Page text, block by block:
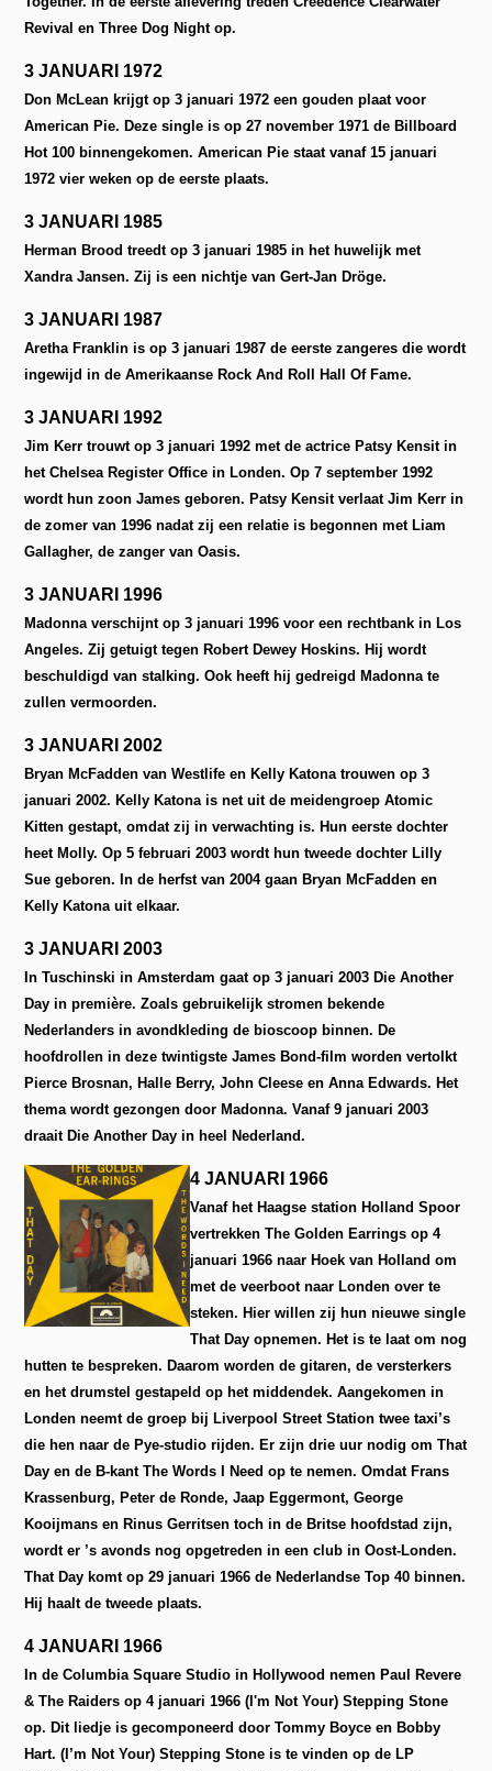
Revival en Three Dog Night op.
3 JANUARI 1972
Don McLean krijgt op 3 januari 1972 een gouden plaat voor
American Pie. Deze single is op 27 november 1971 de Billboard
Hot 100 binnengekomen. American Pie staat vanaf 15 januari
1972 vier weken op de eerste plaats.
3 JANUARI 1985
Herman Brood treedt op 3 januari 1985 in het huwelijk met
Xandra Jansen.Zij is een nichtje van Gert-Jan Dröge.
3 JANUARI 1987
Aretha Franklin is op 3 januari 1987 de eerste zangeres die wordt
ingewijd in de Amerikaanse Rock And Roll Hall Of Fame.
3 JANUARI 1992
Jim Kerr trouwt op 3 januari 1992 met de actrice Patsy Kensit in
het Chelsea Register Office in Londen. Op 7 september 1992
wordt hun zoon James geboren. Patsy Kensit verlaat Jim Kerr in
de zomer van 1996 nadat zij een relatie is begonnen met Liam
Gallagher, de zanger van Oasis.
3 JANUARI 1996
Madonna verschijnt op 3 januari 1996 voor een rechtbank in Los
Angeles. Zij getuigt tegen Robert Dewey Hoskins. Hij wordt
beschuldigd van stalking. Ook heeft hij gedreigd Madonna te
zullen vermoorden.
3 JANUARI 2002
Bryan McFadden van Westlife en Kelly Katona trouwen op 3
januari 2002. Kelly Katona is net uit de meidengroep Atomic
Kitten gestapt, omdat zij in verwachting is. Hun eerste dochter
heet Molly. Op 5 februari 2003 wordt hun tweede dochter Lilly
Sue geboren. In de herfst van 2004 gaan Bryan McFadden en
Kelly Katona uit elkaar.
3 JANUARI 2003
In Tuschinski in Amsterdam gaat op 3 januari 2003 Die Another
Day in première. Zoals gebruikelijk stromen bekende
Nederlanders in avondkleding de bioscoop binnen. De
hoofdrollen in deze twintigste James Bond-film worden vertolkt
Pierce Brosnan, Halle Berry, John Cleese en Anna Edwards. Het
thema wordt gezongen door Madonna. Vanaf 9 januari 2003
draait Die Another Day in heel Nederland.
4 JANUARI 1966
Vanaf het Haagse station Holland Spoor
vertrekken The Golden Earrings op 4
januari 1966 naar Hoek van Holland om
met de veerboot naar Londen over te
steken. Hier willen zij hun nieuwe single
That Day opnemen. Het is te laat om nog
hutten te bespreken. Daarom worden de gitaren, de versterkers
en het drumstel gestapeld op het middendek. Aangekomen in
Londen neemt de groep bij Liverpool Street Station twee taxi’s
die hen naar de Pye-studio rijden. Er zijn drie uur nodig om That
Day en de B-kant The Words I Need op te nemen. Omdat Frans
Krassenburg, Peter de Ronde, Jaap Eggermont, George
Kooijmans en Rinus Gerritsen toch in de Britse hoofdstad zijn,
wordt er ’s avonds nog opgetreden in een club in Oost-Londen.
That Day komt op 29 januari 1966 de Nederlandse Top 40 binnen.
Hij haalt de tweede plaats.
4 JANUARI 1966
In de Columbia Square Studio in Hollywood nemen Paul Revere
& The Raiders op 4 januari 1966 (I'm Not Your) Stepping Stone
op. Dit liedje is gecomponeerd door Tommy Boyce en Bobby
Hart. (I’m Not Your) Stepping Stone is te vinden op de LP